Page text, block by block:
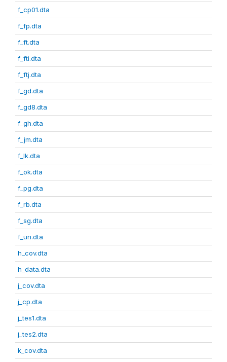
f_cp01.dta
f_fp.dta
f_ft.dta
f_fti.dta
f_ftj.dta
f_gd.dta
f_gd8.dta
f_gh.dta
f_jm.dta
f_lk.dta
f_ok.dta
f_pg.dta
f_rb.dta
f_sg.dta
f_un.dta
h_cov.dta
h_data.dta
j_cov.dta
j_cp.dta
j_tes1.dta
j_tes2.dta
k_cov.dta